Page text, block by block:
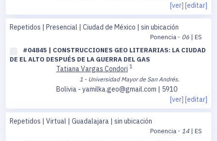
[ver] [editar]
Repetidos | Presencial | Ciudad de México | sin ubicación
Ponencia - 06 | ES
#04845 | CONSTRUCCIONES GEO LITERARIAS: LA CIUDAD
DE EL ALTO DESPUÉS DE LA GUERRA DEL GAS
Tatiana Vargas Condori 1
1 - Universidad Mayor de San Andrés.
Bolivia - yamilka.geo@gmail.com | 5910
[ver] [editar]
Repetidos | Virtual | Guadalajara | sin ubicación
Ponencia - 14 | ES